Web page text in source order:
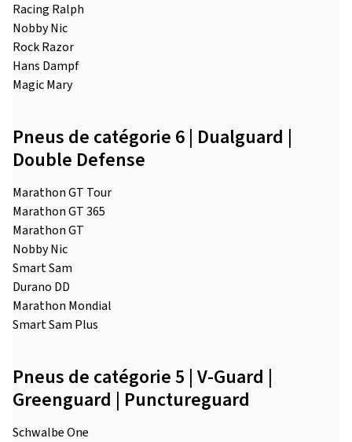
Racing Ralph
Nobby Nic
Rock Razor
Hans Dampf
Magic Mary
Pneus de catégorie 6 | Dualguard |
Double Defense
Marathon GT Tour
Marathon GT 365
Marathon GT
Nobby Nic
Smart Sam
Durano DD
Marathon Mondial
Smart Sam Plus
Pneus de catégorie 5 | V-Guard |
Greenguard | Punctureguard
Schwalbe One